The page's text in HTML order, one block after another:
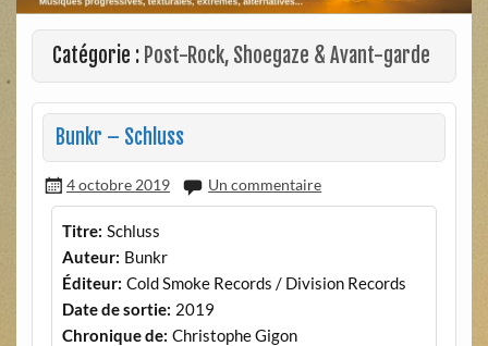
Catégorie : Post-Rock, Shoegaze & Avant-garde
Bunkr – Schluss
4 octobre 2019 Un commentaire
Titre: Schluss
Auteur: Bunkr
Éditeur: Cold Smoke Records / Division Records
Date de sortie: 2019
Chronique de: Christophe Gigon